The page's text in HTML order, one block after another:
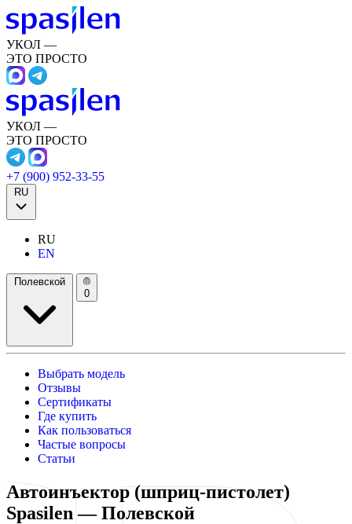
УКОЛ —
ЭТО ПРОСТО
УКОЛ —
ЭТО ПРОСТО
+7 (900) 952-33-55
RU
RU
EN
Полевской
0
Выбрать модель
Отзывы
Сертификаты
Где купить
Как пользоваться
Частые вопросы
Статьи
Автоинъектор (шприц-пистолет)
Spasilen — Полевской